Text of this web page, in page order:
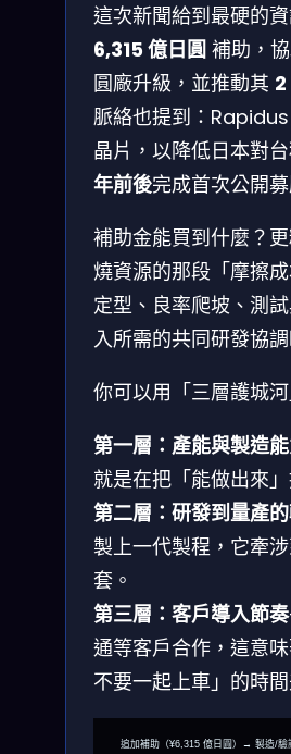
這次新聞給到最硬的
6,315 億日圓 補助，
圓廠升級，並推動其
脈絡也提到：
晶片，以降低日本對
年前後完成首次公開募
補助金能買到什麼？
燒資源的那段「摩擦
定型、良率爬坡、測
入所需的共同研發協調
你可以用「三層護城
第一層：產能與製造
就是在把「能做出來
第二層：研發到量產
製上一代製程，它牽
套。
第三層：客戶導入節奏
通等客戶合作，這意
不要一起上車」的時間
追加補助（¥6,315 億日圓）→ 製造/